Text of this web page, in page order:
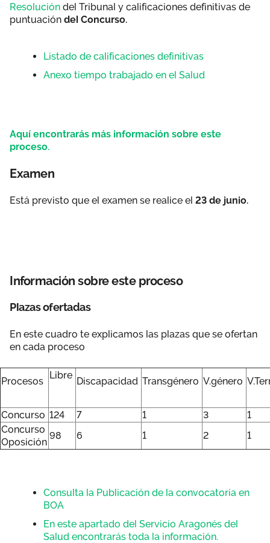
Resolución del Tribunal y calificaciones definitivas de
puntuación del Concurso.
Listado de calificaciones definitivas
Anexo tiempo trabajado en el Salud
Aquí encontrarás más información sobre este
proceso.
Examen
Está previsto que el examen se realice el 23 de junio.
Información sobre este proceso
Plazas ofertadas
En este cuadro te explicamos las plazas que se ofertan
en cada proceso
Procesos
Libre
Discapacidad Transgénero V.género
Concurso 124 7 1 3
1
Concurso
Oposición
98 6 1 2 1
Consulta la Publicación de la convocatoria en
BOA
En este apartado del Servicio Aragonés del
Salud encontrarás toda la información.